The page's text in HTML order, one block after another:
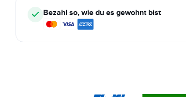
Bezahl so, wie du es gewohnt bist